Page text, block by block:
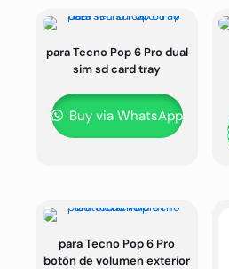
para Tecno Pop 6 Pro dual
sim sd card tray
Buy via WhatsApp
para Tecno Pop 6 Pro
botón de volumen exterior